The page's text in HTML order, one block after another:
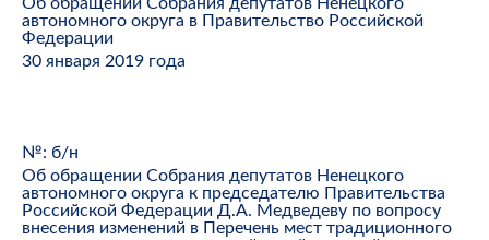
автономного округа в Правительство Российской
Федерации
30 января 2019 года
№: б/н
Об обращении Собрания депутатов Ненецкого
автономного округа к председателю Правительства
Российской Федерации Д.А. Медведеву по вопросу
внесения изменений в Перечень мест традиционного